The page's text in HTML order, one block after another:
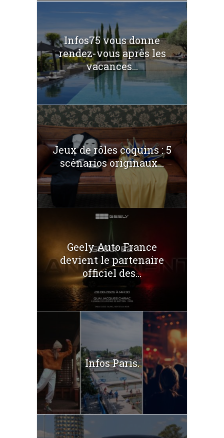
Infos75 vous donne
rendez-vous après les
vacances...
Jeux de rôles coquins : 5
scénarios originaux...
Geely Auto France
devient le partenaire
officiel des...
Infos Paris.